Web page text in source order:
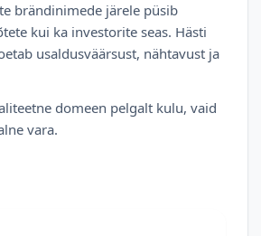
brändinimede järele püsib
kui ka investorite seas. Hästi
usaldusväärsust, nähtavust ja
domeen pelgalt kulu, vaid
vara.